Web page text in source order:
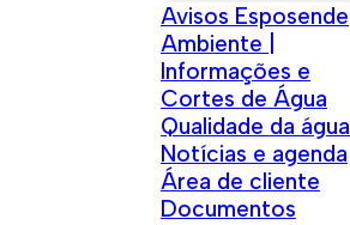
Avisos Esposende
Ambiente |
Informações e
Cortes de Água
Qualidade da água
Notícias e agenda
Área de cliente
Documentos